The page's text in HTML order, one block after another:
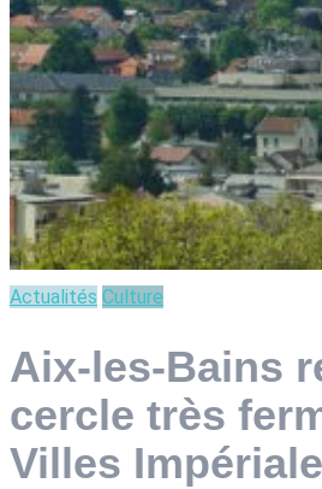
Actualités Culture
Aix-les-Bains
cercle très
Villes